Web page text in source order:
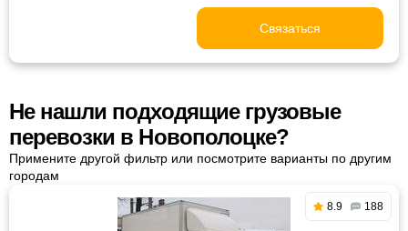
Связаться
Не нашли подходящие грузовые
перевозки в Новополоцке?
Примените другой фильтр или посмотрите варианты по другим
городам
8.9 188